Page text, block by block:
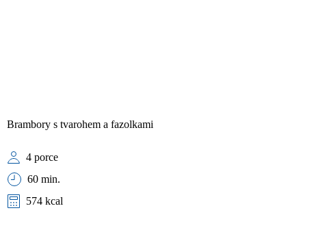
Brambory s tvarohem a fazolkami
4 porce
60 min.
574 kcal